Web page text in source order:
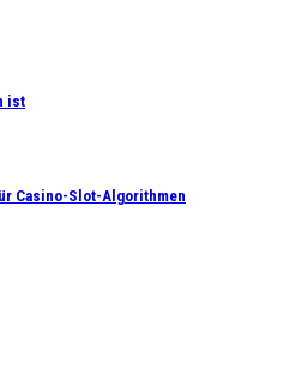
ist
Casino-Slot-Algorithmen